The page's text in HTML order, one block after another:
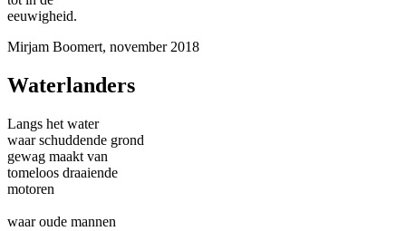
eeuwigheid.
Mirjam Boomert, november 2018
Waterlanders
Langs het water
waar schuddende grond
gewag maakt van
tomeloos draaiende
motoren
waar oude mannen